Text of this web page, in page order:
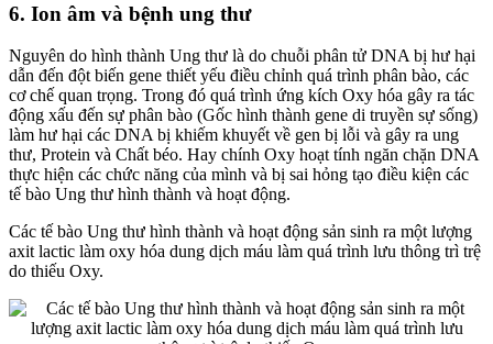
6. Ion âm và bệnh ung thư
Nguyên do hình thành Ung thư là do chuỗi phân tử DNA bị hư hại
dẫn đến đột biến gene thiết yếu điều chỉnh quá trình phân bào, các
cơ chế quan trọng. Trong đó quá trình ứng kích Oxy hóa gây ra tác
động xấu đến sự phân bào (Gốc hình thành gene di truyền sự sống)
làm hư hại các DNA bị khiếm khuyết về gen bị lỗi và gây ra ung
thư, Protein và Chất béo. Hay chính Oxy hoạt tính ngăn chặn DNA
thực hiện các chức năng của mình và bị sai hỏng tạo điều kiện các
tế bào Ung thư hình thành và hoạt động.
Các tế bào Ung thư hình thành và hoạt động sản sinh ra một lượng
axit lactic làm oxy hóa dung dịch máu làm quá trình lưu thông trì trệ
do thiếu Oxy.